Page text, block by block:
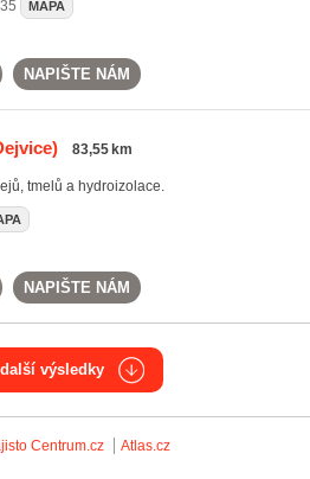
MAPA
NAPIŠTE NÁM
83,55 km
tmelů a hydroizolace.
NAPIŠTE NÁM
výsledky
Centrum.cz Atlas.cz